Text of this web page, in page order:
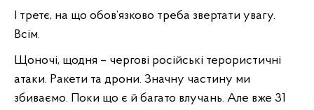
І третє, на що обов’язково треба звертати увагу.
Всім.
Щоночі, щодня – чергові російські терористичні
атаки. Ракети та дрони. Значну частину ми
збиваємо. Поки що є й багато влучань. Але вже 31